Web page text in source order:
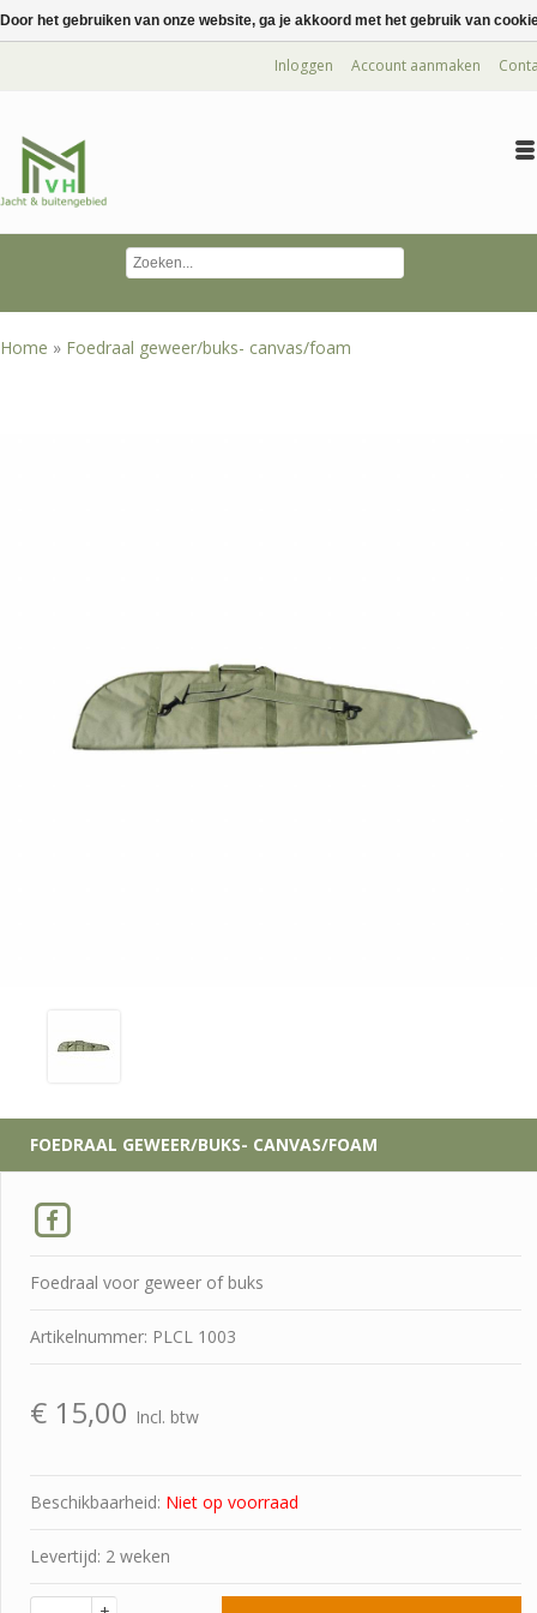
Inloggen Account aanmaken
Home » Foedraal geweer/buks- canvas/foam
FOEDRAAL GEWEER/BUKS- CANVAS/FOAM
Foedraal voor geweer of buks
Artikelnummer: PLCL 1003
€ 15,00 Incl. btw
Beschikbaarheid: Niet op voorraad
Levertijd: 2 weken
Door het gebruiken van onze website, ga je akkoord met het gebruik van